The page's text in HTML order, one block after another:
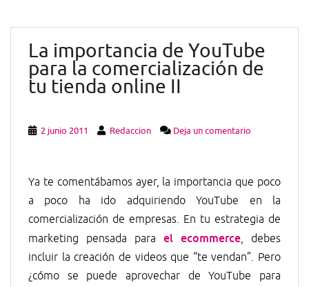
La importancia de YouTube
para la comercialización de
tu tienda online II
2 junio 2011 Redaccion Deja un comentario
Ya te comentábamos ayer, la importancia que poco
a poco ha ido adquiriendo YouTube en la
comercialización de empresas. En tu estrategia de
marketing pensada para el ecommerce, debes
incluir la creación de videos que “te vendan”. Pero
¿cómo se puede aprovechar de YouTube para